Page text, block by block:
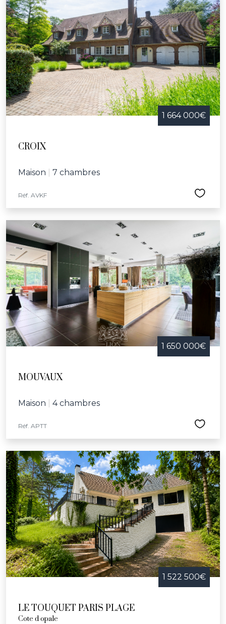
1 664 000€
CROIX
Maison 7 chambres
Réf. AVKF
1 650 000€
MOUVAUX
Maison 4 chambres
Réf. APTT
1 522 500€
LE TOUQUET PARIS PLAGE
Cote d opale